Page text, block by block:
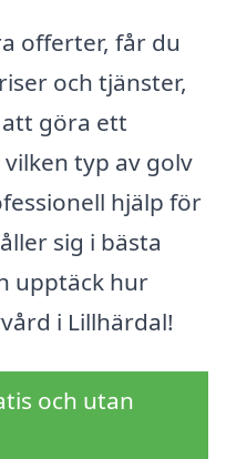
offerter, får du
och tjänster,
göra ett
typ av golv
hjälp för
sig i bästa
upptäck hur
i Lillhärdal!
och utan